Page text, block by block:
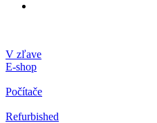
V zľave
E-shop
Počítače
Refurbished